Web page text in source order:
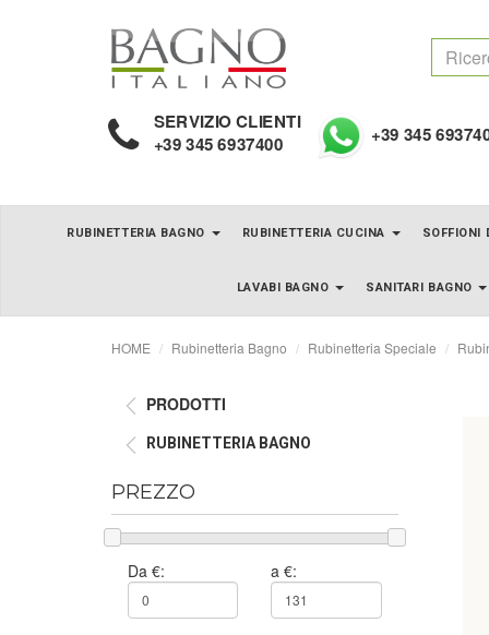
SERVIZIO CLIENTI
+39 345 6937400 +39 345
RUBINETTERIA BAGNO RUBINETTERIA CUCINA SOFFIONI
LAVABI BAGNO SANITARI BAGNO
HOME Rubinetteria Bagno Rubinetteria Speciale
PRODOTTI
RUBINETTERIA BAGNO
PREZZO
Da €: a €: